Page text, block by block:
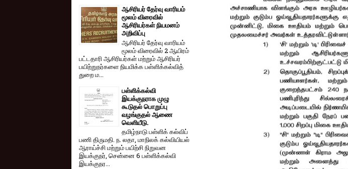
ஆசிரியர் தேர்வு வாரியம்
மூலம் விரைவில்
ஆசிரியர்கள் நியமனம்
அறிவிப்பு
ஆசிரியர் தேர்வு வாரி​யம்
மூலம் விரை​வில் 2 ஆயிரம்
பட்​ட​தாரி ஆசிரியர்​கள் மற்​றும் ஆசிரியர்
பயிற்றுநர்​களை நியமிக்க பள்​ளிக்​கல்​வித்​
துறை ம...
பள்ளிக்கல்வி
இயக்குநராக முழு
கூடுதல் பொறுப்பு
வழங்குதல் ஆணை
வெளியீடு.
தமிழ்நாடு பள்ளிக் கல்விப்
பணி திருமதி. ந. லதா, மாநிலக் கல்வியியல்
ஆராய்ச்சி மற்றும் பயிற்சி நிறுவன
இயக்குநர், சென்னை 6 பள்ளிக்கல்வி
இயக்குநர...